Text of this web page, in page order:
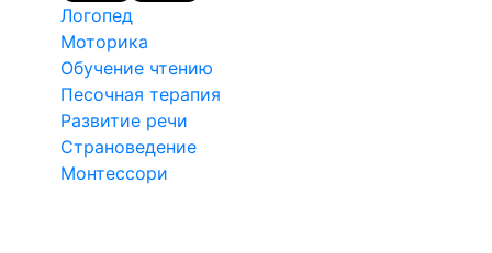
Логопед
Моторика
Обучение чтению
Песочная терапия
Развитие речи
Страноведение
Монтессори